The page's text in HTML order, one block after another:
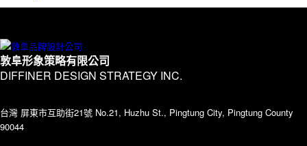
Contact
敦阜形象策略有限公司
DIFFINER DESIGN STRATEGY INC.
台灣 屏東市互助街21號 No.21, Huzhu St., Pingtung City, Pingtung County
90044